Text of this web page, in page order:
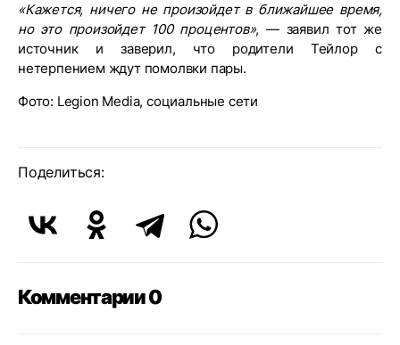
«Кажется, ничего не произойдет в ближайшее время,
но это произойдет 100 процентов», — заявил тот же
источник и заверил, что родители Тейлор с
нетерпением ждут помолвки пары.
Фото: Legion Media, социальные сети
Поделиться:
Комментарии 0